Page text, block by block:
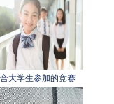
大学生参加的竞赛